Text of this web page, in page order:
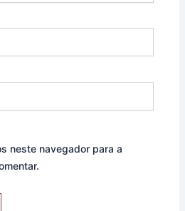
neste navegador para a